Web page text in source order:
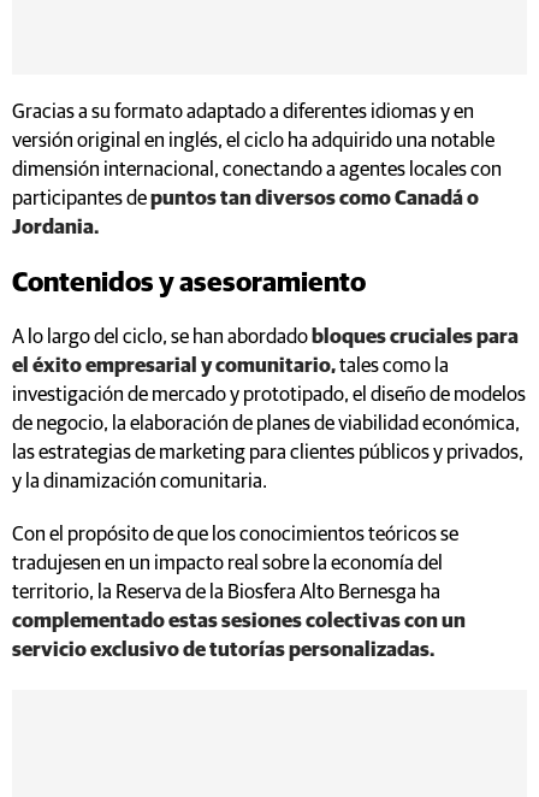
Gracias a su formato adaptado a diferentes idiomas y en
versión original en inglés, el ciclo ha adquirido una notable
dimensión internacional, conectando a agentes locales con
participantes depuntos tan diversos como Canadá o
Jordania.
Contenidos y asesoramiento
A lo largo del ciclo, se han abordadobloques cruciales para
el éxito empresarial y comunitario,tales como la
investigación de mercado y prototipado, el diseño de modelos
de negocio, la elaboración de planes de viabilidad económica,
las estrategias de marketing para clientes públicos y privados,
y la dinamización comunitaria.
Con el propósito de que los conocimientos teóricos se
tradujesen en un impacto real sobre la economía del
territorio, la Reserva de la Biosfera Alto Bernesga ha
complementado estas sesiones colectivas con un
servicio exclusivo de tutorías personalizadas.